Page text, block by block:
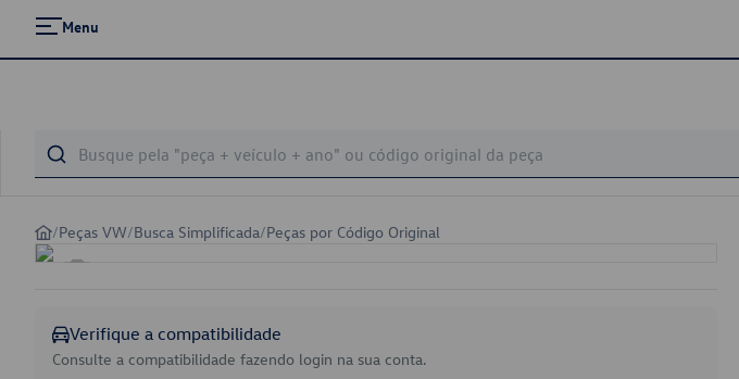
Menu
/Peças VW/Busca Simplificada/Peças por Código Original
Verifique a compatibilidade
Consulte a compatibilidade fazendo login na sua conta.